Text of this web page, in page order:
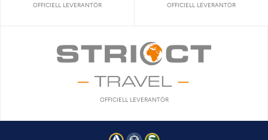
OFFICIELL LEVERANTÖR OFFICIELL LEVERANTÖR
OFFICIELL LEVERANTÖR